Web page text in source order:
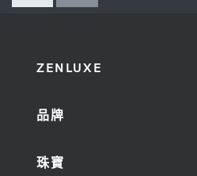
ZENLUXE
品牌
珠寶